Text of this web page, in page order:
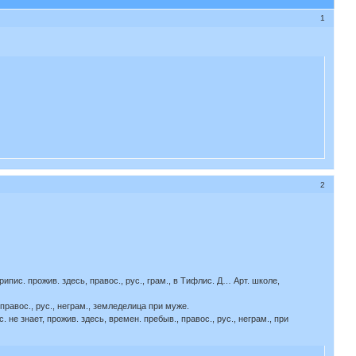
1
2
прожив. здесь, правос., рус., грам., в Тифлис. Д… Арт. школе,
рус., неграм., земледелица при муже.
не знает, прожив. здесь, времен. пребыв., правос., рус., неграм., при